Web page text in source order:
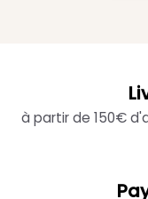
à partir de 150€